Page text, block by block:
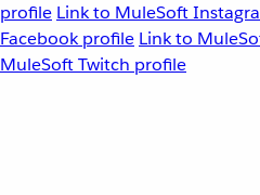
profile Link to MuleSoft
Facebook profile Link to
MuleSoft Twitch profile